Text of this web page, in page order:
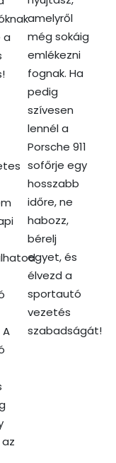
a
amelyről
még sokáig
emlékezni
fognak. Ha
pedig
szívesen
lennél a
Porsche 911
sofőrje egy
hosszabb
időre, ne
habozz,
bérelj
egyet, és
élvezd a
sportautó
vezetés
szabadságát!